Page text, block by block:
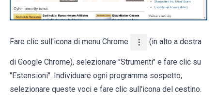
Fare clic sull'icona di menu Chrome (in alto a destra
di Google Chrome), selezionare "Strumenti" e fare clic su
"Estensioni". Individuare ogni programma sospetto,
selezionare queste voci e fare clic sull'icona del cestino.